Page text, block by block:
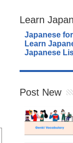
Learn
Japanese
Learn
Japanese
Post New